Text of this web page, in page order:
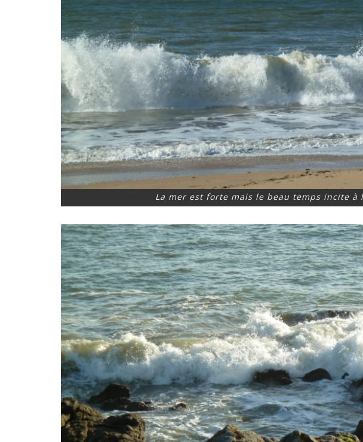
La mer est forte mais le beau temps incite à